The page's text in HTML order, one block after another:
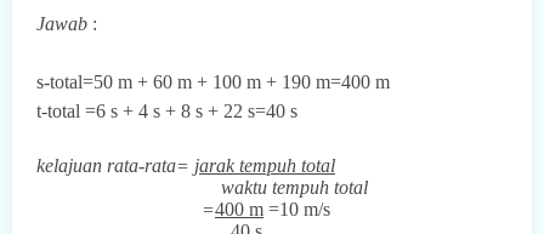
Jawab :
s-total=50 m + 60 m + 100 m + 190 m=400 m
t-total =6 s + 4 s + 8 s + 22 s=40 s
kelajuan rata-rata= jarak tempuh total
waktu tempuh total
=400 m =10 m/s